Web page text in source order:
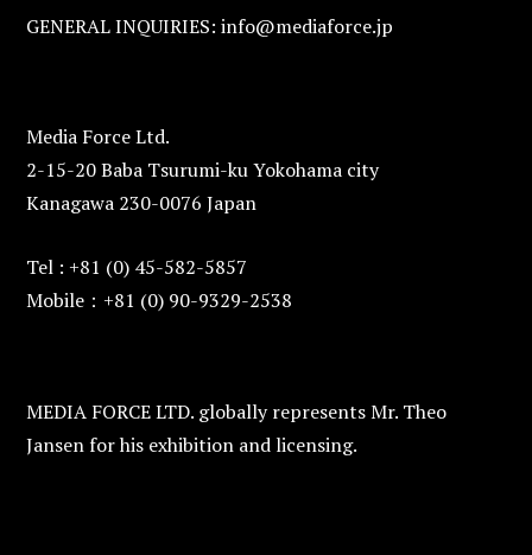
GENERAL INQUIRIES: info@mediaforce.jp
Media Force Ltd.
2-15-20 Baba Tsurumi-ku Yokohama city
Kanagawa 230-0076 Japan
Tel : +81 (0) 45-582-5857
Mobile：+81 (0) 90-9329-2538
MEDIA FORCE LTD. globally represents Mr. Theo
Jansen for his exhibition and licensing.